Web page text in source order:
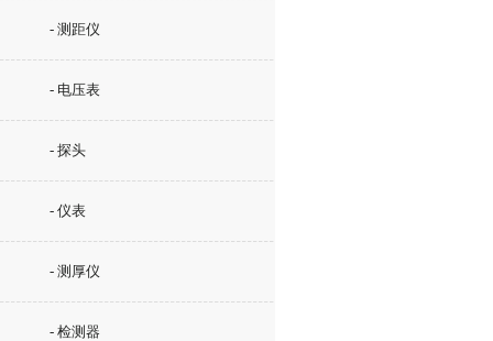
- 测距仪
- 电压表
- 探头
- 仪表
- 测厚仪
- 检测器